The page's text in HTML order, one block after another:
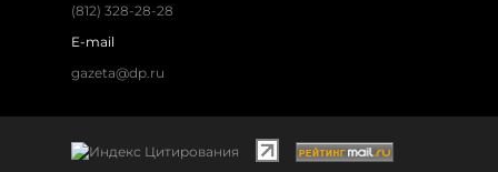
(812) 328-28-28
E-mail
gazeta@dp.ru